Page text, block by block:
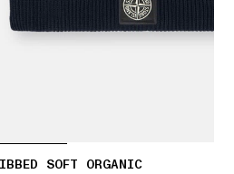
SOFT ORGANIC